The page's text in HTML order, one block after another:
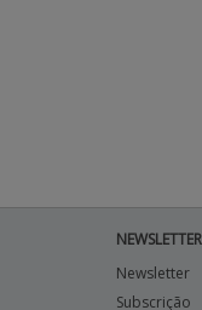
NEWSLETTER
Newsletter
Subscrição